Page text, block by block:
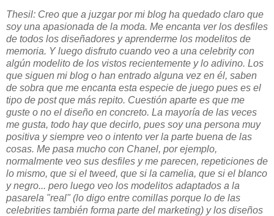
Thesil: Creo que a juzgar por mi blog ha quedado claro que
soy una apasionada de la moda. Me encanta ver los desfiles
de todos los diseñadores y aprenderme los modelitos de
memoria. Y luego disfruto cuando veo a una celebrity con
algún modelito de los vistos recientemente y lo adivino. Los
que siguen mi blog o han entrado alguna vez en él, saben
de sobra que me encanta esta especie de juego pues es el
tipo de post que más repito. Cuestión aparte es que me
guste o no el diseño en concreto. La mayoría de las veces
me gusta, todo hay que decirlo, pues soy una persona muy
positiva y siempre veo o intento ver la parte buena de las
cosas. Me pasa mucho con Chanel, por ejemplo,
normalmente veo sus desfiles y me parecen, repeticiones de
lo mismo, que si el tweed, que si la camelia, que si el blanco
y negro... pero luego veo los modelitos adaptados a la
pasarela "real" (lo digo entre comillas porque lo de las
celebrities también forma parte del marketing) y los diseños